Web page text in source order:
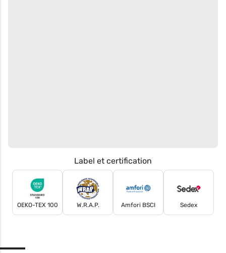
Label et certification
OEKO-TEX 100 W.R.A.P. Amfori BSCI Sedex